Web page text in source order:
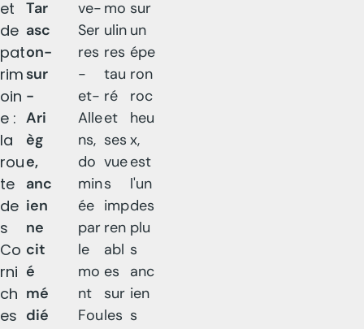
et
de
pat
rim
oin
e :
la
rou
te
de
s
Co
rni
ch
es
Tar
asc
on-
sur
-
Ari
èg
e,
anc
ien
ne
cit
é
mé
dié
ve-
Ser
res
-
et-
Alle
ns,
do
min
ée
par
le
mo
nt
Fou
mo
ulin
res
tau
ré
et
ses
vue
s
imp
ren
abl
es
sur
les
sur
un
épe
ron
roc
heu
x,
est
l'un
des
plu
s
anc
ien
s